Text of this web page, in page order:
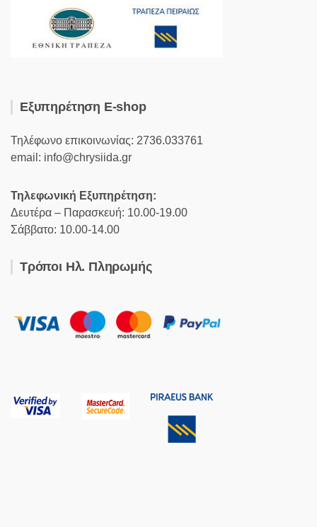
Εξυπηρέτηση E-shop
Τηλέφωνο επικοινωνίας: 2736.033761
email: info@chrysiida.gr
Τηλεφωνική Εξυπηρέτηση:
Δευτέρα – Παρασκευή: 10.00-19.00
Σάββατο: 10.00-14.00
Τρόποι Ηλ. Πληρωμής